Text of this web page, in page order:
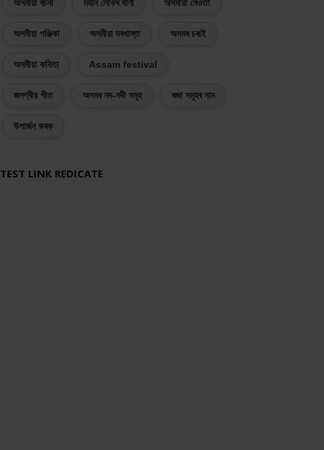
অসমীয়া ৰচনা মহান লোকৰ বাণী অসমীয়া নেওঁতা
অসমীয়া পঞ্জিকা অসমীয়া দৰখাস্ত অসমৰ চৰাই
অসমীয়া কবিতা Assam festival
জনপ্ৰীয় গীত অসমৰ নদ-নদী সমূহ ৰজা সমূহৰ নাম
উপাৰ্জন কৰক
TEST LINK REDICATE